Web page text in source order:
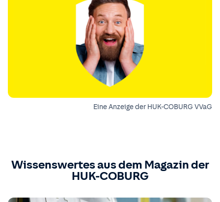
Eine Anzeige der HUK-COBURG VVaG
Wissenswertes aus dem Magazin der
HUK-COBURG